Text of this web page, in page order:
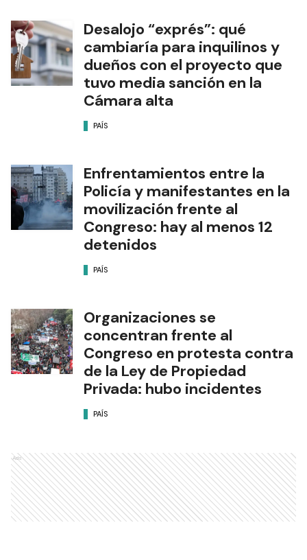
Desalojo “exprés”: qué
cambiaría para inquilinos y
dueños con el proyecto que
tuvo media sanción en la
Cámara alta
PAÍS
Enfrentamientos entre la
Policía y manifestantes en la
movilización frente al
Congreso: hay al menos 12
detenidos
PAÍS
Organizaciones se
concentran frente al
Congreso en protesta contra
de la Ley de Propiedad
Privada: hubo incidentes
PAÍS
Ads